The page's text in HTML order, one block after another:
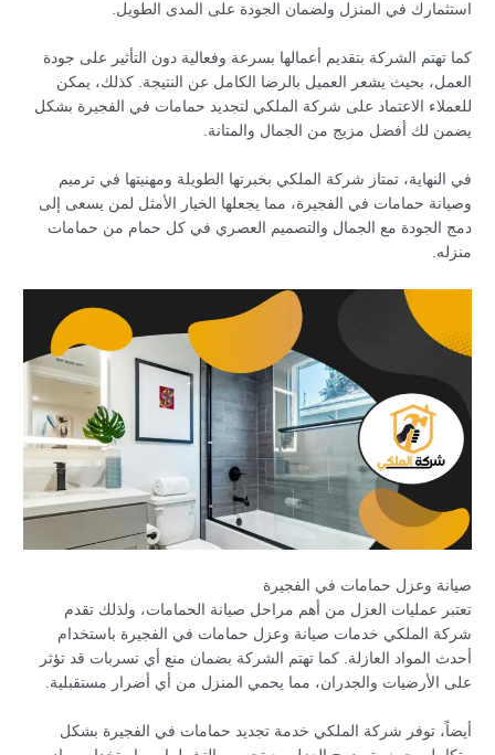
استثمارك في المنزل ولضمان الجودة على المدى الطويل.
كما تهتم الشركة بتقديم أعمالها بسرعة وفعالية دون التأثير على جودة
العمل، بحيث يشعر العميل بالرضا الكامل عن النتيجة. كذلك، يمكن
للعملاء الاعتماد على شركة الملكي لتجديد حمامات في الفجيرة بشكل
يضمن لك أفضل مزيج من الجمال والمتانة.
في النهاية، تمتاز شركة الملكي بخبرتها الطويلة ومهنيتها في ترميم
وصيانة حمامات في الفجيرة، مما يجعلها الخيار الأمثل لمن يسعى إلى
دمج الجودة مع الجمال والتصميم العصري في كل حمام من حمامات
منزله.
صيانة وعزل حمامات في الفجيرة
تعتبر عمليات العزل من أهم مراحل صيانة الحمامات، ولذلك تقدم
شركة الملكي خدمات صيانة وعزل حمامات في الفجيرة باستخدام
أحدث المواد العازلة. كما تهتم الشركة بضمان منع أي تسربات قد تؤثر
على الأرضيات والجدران، مما يحمي المنزل من أي أضرار مستقبلية.
أيضاً، توفر شركة الملكي خدمة تجديد حمامات في الفجيرة بشكل